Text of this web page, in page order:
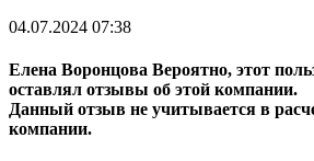
04.07.2024 07:38
Елена Воронцова Вероятно, этот
оставлял отзывы об этой компании.
Данный отзыв не учитывается в
компании.